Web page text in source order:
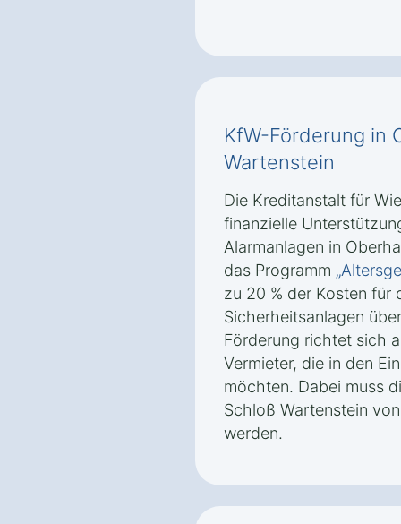
KfW-Förderung in
Wartenstein
Die Kreditanstalt für
finanzielle
Alarmanlagen in
das Programm
zu 20 % der Kosten für
Sicherheitsanlagen
Förderung richtet sich
Vermieter, die in den
möchten. Dabei muss
Schloß Wartenstein
werden.